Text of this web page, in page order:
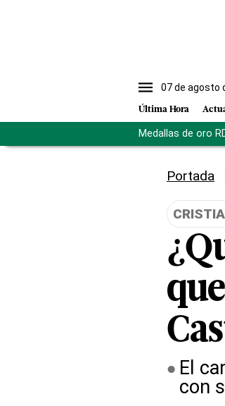
07 de agosto
Última Hora
Medallas de oro
Portada
El
con